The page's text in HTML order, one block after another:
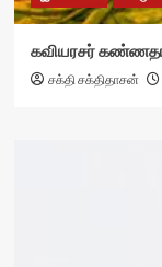
கவியரசர்
சக்தி சக்திதாசன்